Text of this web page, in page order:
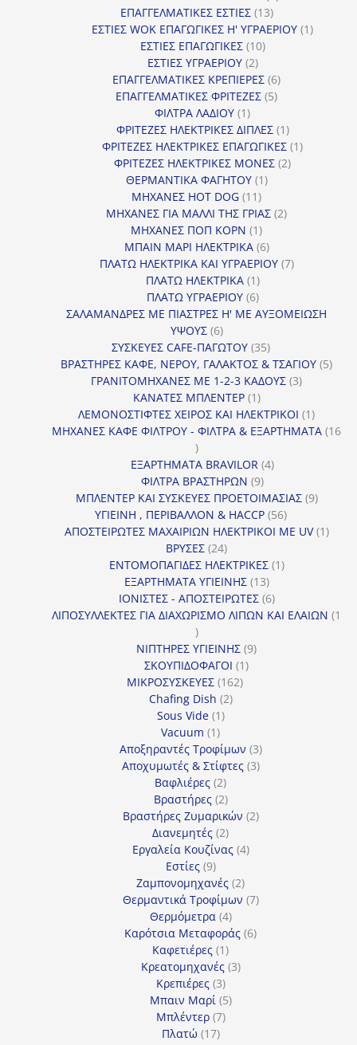
ΕΠΑΓΓΕΛΜΑΤΙΚΕΣ ΕΣΤΙΕΣ 1313
προϊόντα
ΕΣΤΙΕΣ WOK ΕΠΑΓΩΓΙΚΕΣ Η' ΥΓΡΑΕΡΙΟΥ 11
ΕΣΤΙΕΣ ΕΠΑΓΩΓΙΚΕΣ 1010
ΕΣΤΙΕΣ ΥΓΡΑΕΡΙΟΥ 22
προϊόντα
ΕΠΑΓΓΕΛΜΑΤΙΚΕΣ ΚΡΕΠΙΕΡΕΣ 66
προϊόντα
ΕΠΑΓΓΕΛΜΑΤΙΚΕΣ ΦΡΙΤΕΖΕΣ 55
ΦΙΛΤΡΑ ΛΑΔΙΟΥ 11
προϊόν
ΦΡΙΤΕΖΕΣ ΗΛΕΚΤΡΙΚΕΣ ΔΙΠΛΕΣ 11
προϊόν
ΦΡΙΤΕΖΕΣ ΗΛΕΚΤΡΙΚΕΣ ΕΠΑΓΩΓΙΚΕΣ 11
ΦΡΙΤΕΖΕΣ ΗΛΕΚΤΡΙΚΕΣ ΜΟΝΕΣ 22
ΘΕΡΜΑΝΤΙΚΑ ΦΑΓΗΤΟΥ 11
ΜΗΧΑΝΕΣ HOT DOG 1111
προϊόντα
ΜΗΧΑΝΕΣ ΓΙΑ ΜΑΛΛΙ ΤΗΣ ΓΡΙΑΣ 22
ΜΗΧΑΝΕΣ ΠΟΠ ΚΟΡΝ 11
προϊόν
ΜΠΑΙΝ ΜΑΡΙ ΗΛΕΚΤΡΙΚΑ 66
προϊόντα
ΠΛΑΤΩ ΗΛΕΚΤΡΙΚΑ ΚΑΙ ΥΓΡΑΕΡΙΟΥ 77
ΠΛΑΤΩ ΗΛΕΚΤΡΙΚΑ 11
προϊόν
ΠΛΑΤΩ ΥΓΡΑΕΡΙΟΥ 66
προϊόντα
ΣΑΛΑΜΑΝΔΡΕΣ ΜΕ ΠΙΑΣΤΡΕΣ Η' ΜΕ ΑΥΞΟΜΕΙΩΣΗ
ΥΨΟΥΣ 66
προϊόντα
ΣΥΣΚΕΥΕΣ CAFE-ΠΑΓΩΤΟΥ 3535
προϊόντα
ΒΡΑΣΤΗΡΕΣ ΚΑΦΕ, ΝΕΡΟΥ, ΓΑΛΑΚΤΟΣ & ΤΣΑΓΙΟΥ 55
ΓΡΑΝΙΤΟΜΗΧΑΝΕΣ ΜΕ 1-2-3 ΚΑΔΟΥΣ 33
ΚΑΝΑΤΕΣ ΜΠΛΕΝΤΕΡ 11
προϊόν
ΛΕΜΟΝΟΣΤΙΦΤΕΣ ΧΕΙΡΟΣ ΚΑΙ ΗΛΕΚΤΡΙΚΟΙ 11
προϊόν
ΜΗΧΑΝΕΣ ΚΑΦΕ ΦΙΛΤΡΟΥ - ΦΙΛΤΡΑ & ΕΞΑΡΤΗΜΑΤΑ 16
16
προϊόντα
ΕΞΑΡΤΗΜΑΤΑ BRAVILOR 44
ΦΙΛΤΡΑ ΒΡΑΣΤΗΡΩΝ 99
προϊόντα
ΜΠΛΕΝΤΕΡ ΚΑΙ ΣΥΣΚΕΥΕΣ ΠΡΟΕΤΟΙΜΑΣΙΑΣ 99
ΥΓΙΕΙΝΗ , ΠΕΡΙΒΑΛΛΟΝ & HACCP 5656
προϊόντα
ΑΠΟΣΤΕΙΡΩΤΕΣ ΜΑΧΑΙΡΙΩΝ ΗΛΕΚΤΡΙΚΟΙ ΜΕ UV 11
ΒΡΥΣΕΣ 2424
προϊόντα
ΕΝΤΟΜΟΠΑΓΙΔΕΣ ΗΛΕΚΤΡΙΚΕΣ 11
ΕΞΑΡΤΗΜΑΤΑ ΥΓΙΕΙΝΗΣ 1313
προϊόντα
ΙΟΝΙΣΤΕΣ - ΑΠΟΣΤΕΙΡΩΤΕΣ 66
προϊόντα
ΛΙΠΟΣΥΛΛΕΚΤΕΣ ΓΙΑ ΔΙΑΧΩΡΙΣΜΟ ΛΙΠΩΝ ΚΑΙ ΕΛΑΙΩΝ 1
1
προϊόν
ΝΙΠΤΗΡΕΣ ΥΓΙΕΙΝΗΣ 99
ΣΚΟΥΠΙΔΟΦΑΓΟΙ 11
ΜΙΚΡΟΣΥΣΚΕΥΕΣ 162162
Chafing Dish 22
Sous Vide 11
Vacuum 11
προϊόν
Αποξηραντές Τροφίμων 33
προϊόντα
Αποχυμωτές & Στίφτες 33
Βαφλιέρες 22
προϊόντα
Βραστήρες 22
προϊόντα
Βραστήρες Ζυμαρικών 22
Διανεμητές 22
προϊόντα
Εργαλεία Κουζίνας 44
Εστίες 99
προϊόντα
Ζαμπονομηχανές 22
προϊόντα
Θερμαντικά Τροφίμων 77
Θερμόμετρα 44
προϊόντα
Καρότσια Μεταφοράς 66
Καφετιέρες 11
προϊόν
Κρεατομηχανές 33
Κρεπιέρες 33
προϊόντα
Μπαιν Μαρί 55
Μπλέντερ 77
Πλατώ 1717